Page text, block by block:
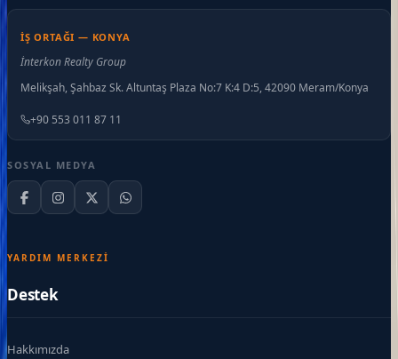
İŞ ORTAĞI — KONYA
İnterkon Realty Group
Melikşah, Şahbaz Sk. Altuntaş Plaza No:7 K:4 D:5, 42090 Meram/Konya
+90 553 011 87 11
SOSYAL MEDYA
YARDIM MERKEZI
Destek
Hakkımızda